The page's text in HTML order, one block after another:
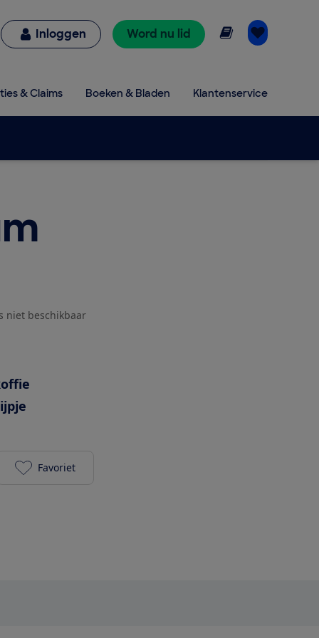
Inloggen Word nu lid Online lezen
& Claims Boeken & Bladen Klantenservice
niet beschikbaar
Inventum KZ910PD toevoegen aan je favorieten
Favoriet